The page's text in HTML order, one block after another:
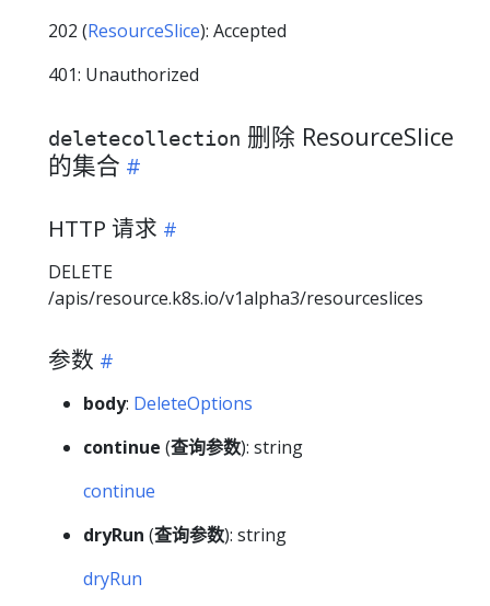
202 (ResourceSlice): Accepted
401: Unauthorized
deletecollection 删除 ResourceSlice
的集合
HTTP 请求
DELETE
/apis/resource.k8s.io/v1alpha3/resourceslices
参数
body: DeleteOptions
continue (查询参数): string
continue
dryRun (查询参数): string
dryRun